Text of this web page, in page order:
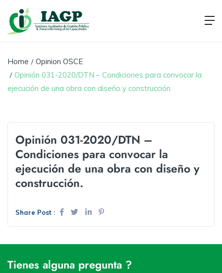
Home
Opinion OSCE
Opinión 031-2020/DTN – Condiciones para convocar la
ejecución de una obra con diseño y construcción.
Opinión 031-2020/DTN –
Condiciones para convocar la
ejecución de una obra con diseño y
construcción.
Share Post :
Tienes alguna pregunta ?